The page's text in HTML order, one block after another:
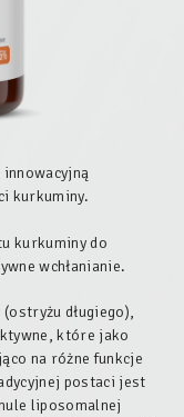
kurkuminy.
kurkuminy do
wchłanianie.
długiego),
które jako
na różne funkcje
postaci jest
liposomalnej